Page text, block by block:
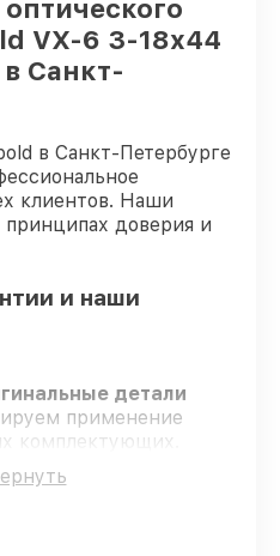
VX-6 3-18x44
в Санкт-
в Санкт-Петербурге
клиентов. Наши
принципах доверия и
и наши
детали
применение
комплектующих.
инженеры
контроль знаний и